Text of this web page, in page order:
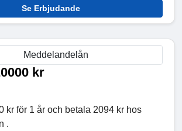
Se Erbjudande
kr
kr för 1 år och betala 2094 kr hos
.